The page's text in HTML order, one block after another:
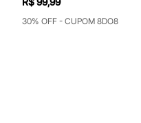
Jeans
Moda esportiva
30% OFF - CUPOM 8DO8